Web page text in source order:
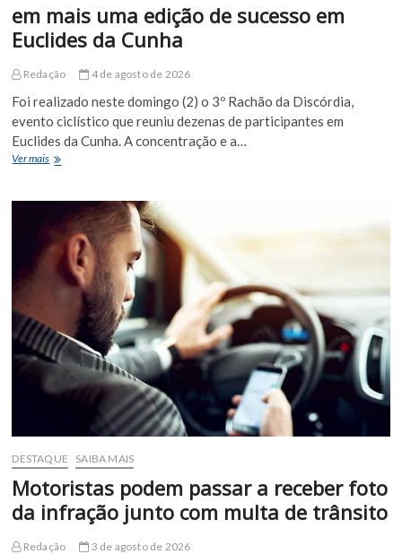
em mais uma edição de sucesso em
Euclides da Cunha
Redação 4 de agosto de 2026
Foi realizado neste domingo (2) o 3º Rachão da Discórdia,
evento ciclístico que reuniu dezenas de participantes em
Euclides da Cunha. A concentração e a…
Ver mais3º
Discórdia
reúne
ciclistas
em
mais
uma
sucesso
em
Euclides
DESTAQUE SAIBA MAIS
Motoristas podem passar a receber foto
da infração junto com multa de trânsito
Redação 3 de agosto de 2026